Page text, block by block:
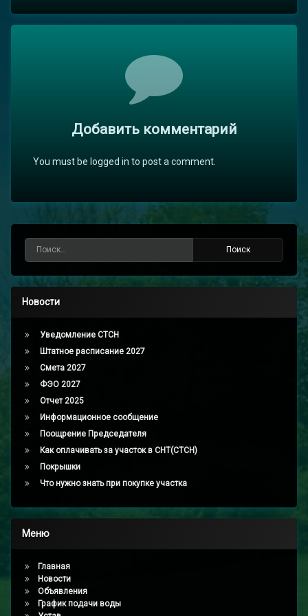
Добавить комментарий
You must be logged in to post a comment.
Новости
Уведомление СТСН
Штатное расписание 2027
Смета 2027
ФЭО 2027
Отчет 2025
Информационное сообщение
Поощрение Председателя
Как оплачивать за участок в СНТ(СТСН)
Покрышки
Что нужно знать при покупке участка
Меню
Главная
Новости
Объявления
График подачи воды